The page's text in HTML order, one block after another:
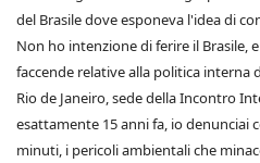
del Brasile dove esponeva l'idea di
Non ho intenzione di ferire il Brasile,
faccende relative alla politica interna
Rio de Janeiro, sede della Incontro
esattamente 15 anni fa, io denunciai
minuti, i pericoli ambientali che